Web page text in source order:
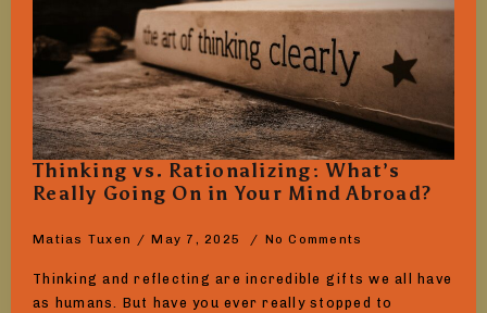
Thinking vs. Rationalizing: What’s
Really Going On in Your Mind Abroad?
Matias Tuxen May 7, 2025 No Comments
Thinking and reflecting are incredible gifts we all have
as humans. But have you ever really stopped to